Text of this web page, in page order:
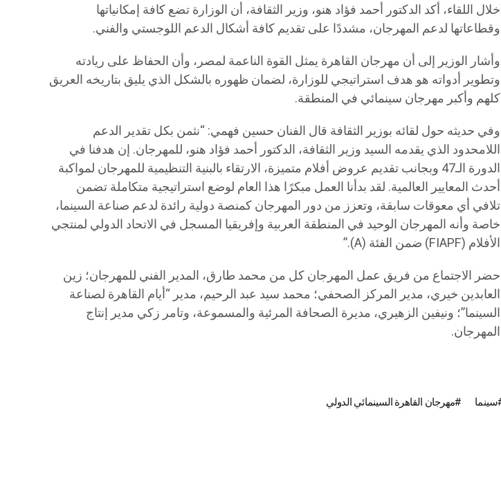
خلال اللقاء، أكد الدكتور أحمد فؤاد هنو، وزير الثقافة، أن الوزارة تضع كافة إمكانياتها
وقطاعاتها لدعم المهرجان، مشددًا على تقديم كافة أشكال الدعم اللوجستي والفني.
وأشار الوزير إلى أن مهرجان القاهرة يمثل القوة الناعمة لمصر، وأن الحفاظ على ريادته
وتطوير أدواته هو هدف استراتيجي للوزارة، لضمان ظهوره بالشكل الذي يليق بتاريخه العريق
كلهم وأكبر مهرجان سينمائي في المنطقة.
وفي حديثه حول لقائه بوزير الثقافة قال الفنان حسين فهمي: “نثمن بكل تقدير الدعم
اللامحدود الذي يقدمه السيد وزير الثقافة، الدكتور أحمد فؤاد هنو، للمهرجان. إن هدفنا في
الدورة الـ47 وبجانب تقديم عروض أفلام متميزة، الارتقاء بالبنية التنظيمية للمهرجان لمواكبة
أحدث المعايير العالمية. لقد بدأنا العمل مبكرًا هذا العام لوضع استراتيجية متكاملة تضمن
تلافي أي معوقات سابقة، وتعزز من دور المهرجان كمنصة دولية رائدة لدعم صناعة السينما،
خاصة وأنه المهرجان الوحيد في المنطقة العربية وإفريقيا المسجل في الاتحاد الدولي لمنتجي
الأفلام (FIAPF) ضمن الفئة (A).”
حضر الاجتماع من فريق عمل المهرجان كل من محمد طارق، المدير الفني للمهرجان؛ زين
العابدين خيري، مدير المركز الصحفي؛ محمد سيد عبد الرحيم، مدير “أيام القاهرة لصناعة
السينما”؛ ونيفين الزهيري، مديرة الصحافة المرئية والمسموعة، وتامر زكي مدير إنتاج
المهرجان.
سينما مهرجان القاهرة السينمائي الدولي